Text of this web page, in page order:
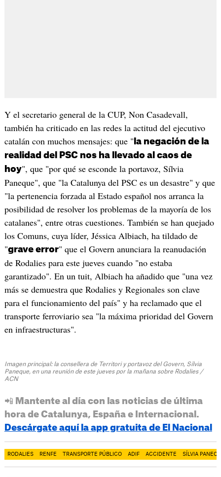
Y el secretario general de la CUP, Non Casadevall,
también ha criticado en las redes la actitud del ejecutivo
catalán con muchos mensajes: que " la negación de la
realidad del PSC nos ha llevado al caos de
hoy", que "por qué se esconde la portavoz, Sílvia
Paneque", que "la Catalunya del PSC es un desastre" y que
"la pertenencia forzada al Estado español nos arranca la
posibilidad de resolver los problemas de la mayoría de los
catalanes", entre otras cuestiones. También se han quejado
los Comuns, cuya líder, Jéssica Albiach, ha tildado de
"grave error" que el Govern anunciara la reanudación
de Rodalies para este jueves cuando "no estaba
garantizado". En un tuit, Albiach ha añadido que "una vez
más se demuestra que Rodalies y Regionales son clave
para el funcionamiento del país" y ha reclamado que el
transporte ferroviario sea "la máxima prioridad del Govern
en infraestructuras".
Imagen principal: la consellera de Territori y portavoz del Govern, Sílvia
Paneque, en una reunión de este jueves por la mañana sobre Rodalies /
ACN
📲 Mantente al día con las noticias de última
hora de Catalunya, España e Internacional.
Descárgate aquí la app gratuita de El Nacional
RODALIES RENFE TRANSPORTE PÚBLICO ADIF ACCIDENTE SÍLVIA